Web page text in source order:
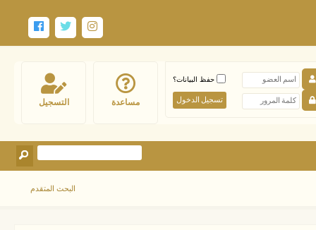
التسجيل مساعدة
حفظ البيانات؟
البحث المتقدم